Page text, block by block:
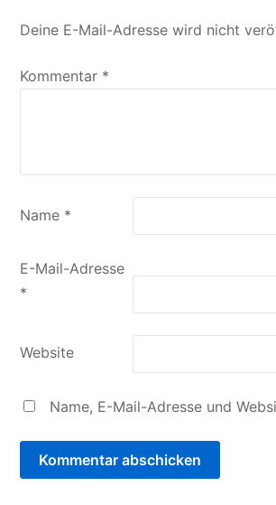
Deine E-Mail-Adresse wird nicht
Kommentar *
Name *
E-Mail-Adresse
*
Website
Name, E-Mail-Adresse und